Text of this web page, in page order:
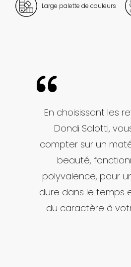
Large palette de couleurs
En choisissant les
Dondi Salotti,
compter sur un
beauté,
polyvalence, pour
dure dans le temps
du caractère à